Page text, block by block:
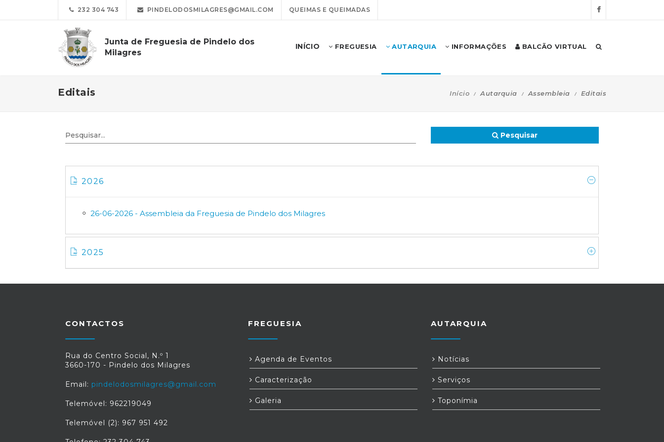
232 304 743 PINDELODOSMILAGRES@GMAIL.COM QUEIMAS E QUEIMADAS
Junta de Freguesia de Pindelo dos
Milagres
INÍCIO FREGUESIA AUTARQUIA INFORMAÇÕES BALCÃO VIRTUAL
Editais Início Autarquia Assembleia Editais
Pesquisar
2026
26-06-2026 - Assembleia da Freguesia de Pindelo dos Milagres
2025
CONTACTOS
Rua do Centro Social, N.º 1
3660-170 - Pindelo dos Milagres
Email: pindelodosmilagres@gmail.com
Telemóvel: 962219049
Telemóvel (2): 967 951 492
FREGUESIA
Agenda de Eventos
Caracterização
Galeria
AUTARQUIA
Notícias
Serviços
Toponímia